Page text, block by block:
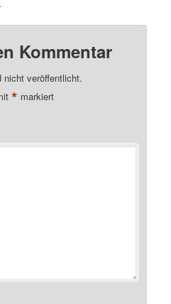
.
Kommentar
nicht veröffentlicht.
* markiert